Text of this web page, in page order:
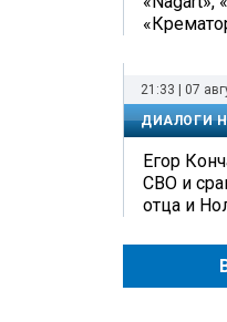
21:33 | 07
ДИАЛОГИ
Егор
СВО и
отца и